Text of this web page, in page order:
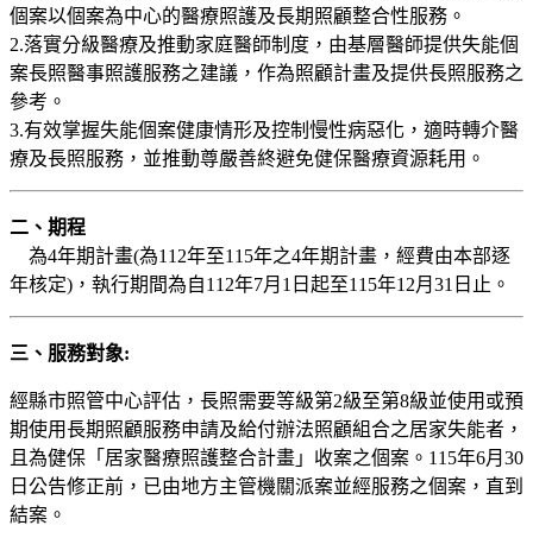
個案以個案為中心的醫療照護及長期照顧整合性服務。
2.落實分級醫療及推動家庭醫師制度，由基層醫師提供失能個
案長照醫事照護服務之建議，作為照顧計畫及提供長照服務之
參考。
3.有效掌握失能個案健康情形及控制慢性病惡化，適時轉介醫
療及長照服務，並推動尊嚴善終避免健保醫療資源耗用。
二、期程
為4年期計畫(為112年至115年之4年期計畫，經費由本部逐
年核定)，執行期間為自112年7月1日起至115年12月31日止。
三、服務對象:
經縣市照管中心評估，長照需要等級第2級至第8級並使用或預
期使用長期照顧服務申請及給付辦法照顧組合之居家失能者，
且為健保「居家醫療照護整合計畫」收案之個案。115年6月30
日公告修正前，已由地方主管機關派案並經服務之個案，直到
結案。